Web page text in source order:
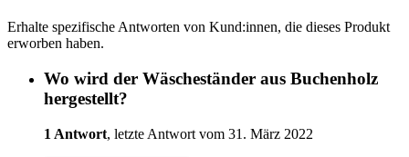
Erhalte spezifische Antworten von Kund:innen, die dieses Produkt
erworben haben.
Wo wird der Wäscheständer aus Buchenholz
hergestellt?
1 Antwort, letzte Antwort vom 31. März 2022